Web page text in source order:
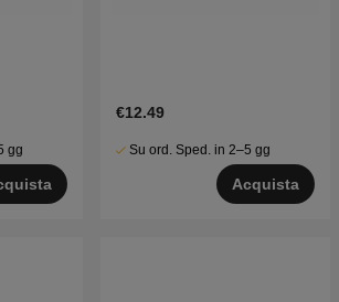
gg
€12.49
Su ord. Sped. in 2–5 gg
Acquista